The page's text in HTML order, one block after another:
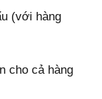
(với hàng
cho cả hàng